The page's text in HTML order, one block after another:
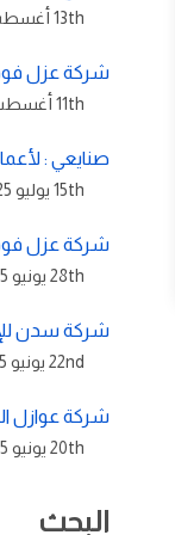
13th أغسطس 2025
شركة عزل
11th أغسطس 2025
صنايعي :
15th يوليو 2025
شركة عزل
28th يونيو 2025
شركة سدن
22nd يونيو 2025
شركة عوازل
20th يونيو 2025
البحث